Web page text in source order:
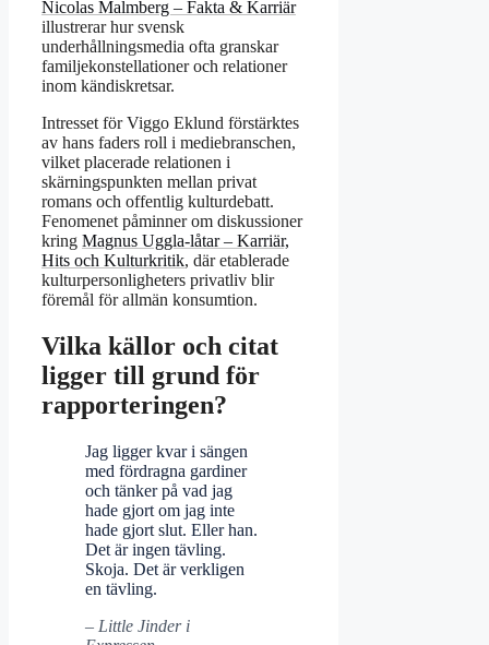
Nicolas Malmberg – Fakta & Karriär
illustrerar hur svensk
underhållningsmedia ofta granskar
familjekonstellationer och relationer
inom kändiskretsar.
Intresset för Viggo Eklund förstärktes
av hans faders roll i mediebranschen,
vilket placerade relationen i
skärningspunkten mellan privat
romans och offentlig kulturdebatt.
Fenomenet påminner om diskussioner
kring Magnus Uggla-låtar – Karriär,
Hits och Kulturkritik, där etablerade
kulturpersonligheters privatliv blir
föremål för allmän konsumtion.
Vilka källor och citat
ligger till grund för
rapporteringen?
Jag ligger kvar i sängen
med fördragna gardiner
och tänker på vad jag
hade gjort om jag inte
hade gjort slut. Eller han.
Det är ingen tävling.
Skoja. Det är verkligen
en tävling.
– Little Jinder i